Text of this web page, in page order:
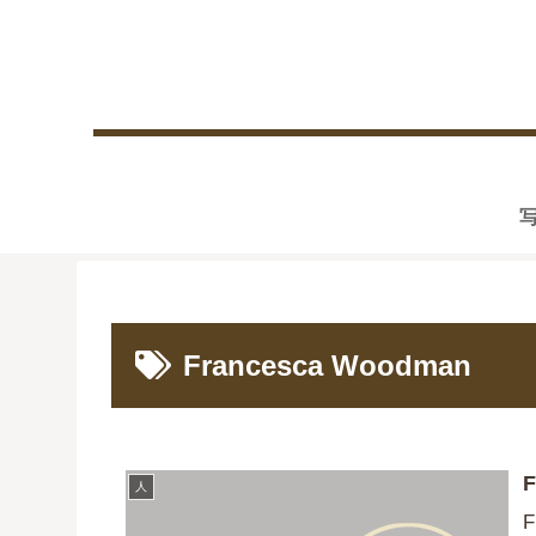
Francesca Woodman
人